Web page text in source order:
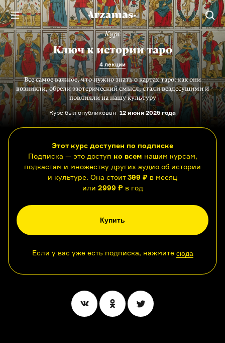
Курс
Ключ к истории таро
4 лекции
Все самое важное, что нужно знать о картах таро: как они
возникли, обрели эзотерический смысл, стали вездесущими и
повлияли на нашу культуру
Курс был опубликован 12 июня 2025 года
Этот курс доступен по подписке
Подписка — это доступ ко всем нашим курсам,
подкастам и множеству других аудио об истории
и культуре. Она стоит399 ₽ в месяц
или 2999 ₽в год
Купить
Если у вас уже есть подписка, нажмите сюда